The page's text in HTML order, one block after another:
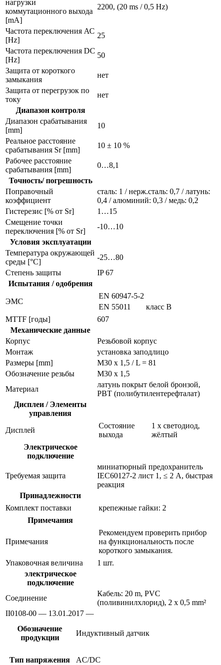
нагрузки
коммутационного выхода
[mA]
2200, (20 ms / 0,5 Hz)
Частота переключения АС
[Hz]
25
Частота переключения DC
[Hz]
50
Защита от короткого
замыкания
нет
Защита от перегрузок по
току
нет
Диапазон контроля
Диапазон срабатывания
[mm]
10
Реальное расстояние
срабатывания Sr [mm]
10 ± 10 %
Рабочее расстояние
срабатывания [mm]
0…8,1
Точность/ погрешность
Поправочный
коэффициент
сталь: 1 / нерж.сталь: 0,7 / латунь:
0,4 / алюминий: 0,3 / медь: 0,2
Гистерезис [% от Sr]
1…15
Смещение точки
переключения [% от Sr]
-10…10
Условия эксплуатации
Температура окружающей
среды [°C]
-25…80
Степень защиты
IP 67
Испытания / одобрения
ЭMC
EN 60947-5-2
EN 55011
класс B
MTTF [годы]
607
Механические данные
Корпус
Резьбовой корпус
Монтаж
установка заподлицо
Размеры [mm]
M30 x 1,5 / L = 81
Обозначение резьбы
M30 x 1,5
Материал
латунь покрыт белой бронзой,
PBT (полибутилентерефталат)
Дисплеи / Элементы
управления
Дисплей
Состояние
выхода
1 x светодиод,
жёлтый
Электрическое
подключение
Требуемая защита
миниатюрный предохранитель
IEC60127-2 лист 1, ≤ 2 A, быстрая
реакция
Принадлежности
Комплект поставки
крепежные гайки: 2
Примечания
Примечания
Рекомендуем проверить прибор
на функциональность после
короткого замыкания.
Упаковочная величина
1 шт.
электрическое
подключение
Соединение
Кабель: 20 m, PVC
(поливинилхлорид), 2 x 0,5 mm²
II0108-00 — 13.01.2017 —
Обозначение
продукции
Индуктивный датчик
Тип напряжения AC/DC